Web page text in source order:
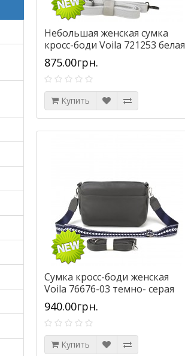
Небольшая женская сумка
кросс-боди Voila 721253 белая
875.00грн.
Купить
Сумка кросс-боди женская
Voila 76676-03 темно- серая
940.00грн.
Купить